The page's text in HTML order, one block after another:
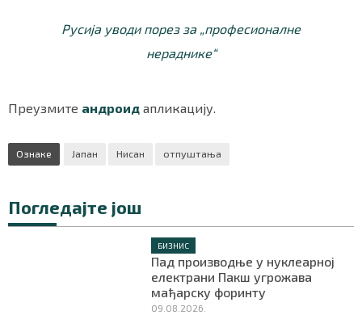
Русија уводи порез за „професионалне
нераднике“
Преузмите андроид апликацију.
Ознаке Јапан Нисан отпуштања
Погледајте још
БИЗНИС
Пад производње у нуклеарној
електрани Пакш угрожава
мађарску форинту
09.08.2026.